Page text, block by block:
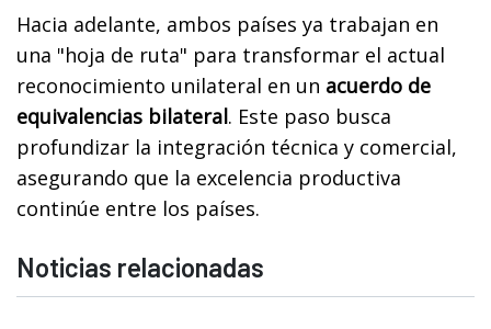
Hacia adelante, ambos países ya trabajan en
una "hoja de ruta" para transformar el actual
reconocimiento unilateral en un acuerdo de
equivalencias bilateral. Este paso busca
profundizar la integración técnica y comercial,
asegurando que la excelencia productiva
continúe entre los países.
Noticias relacionadas